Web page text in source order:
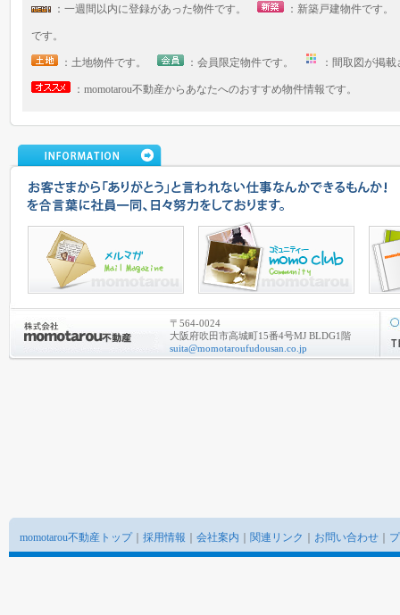
：一週間以内に登録があった物件です。 ：新築戸建物件です
です。
：土地物件です。 ：会員限定物件です。 ：間取図が掲
：momotarou不動産からあなたへのおすすめ物件情報です。
〒564-0024
大阪府吹田市高城町15番4号MJ BLDG1階
suita@momotaroufudousan.co.jp
momotarou不動産トップ｜ 採用情報 会社案内 関連リンク お問い合わせ